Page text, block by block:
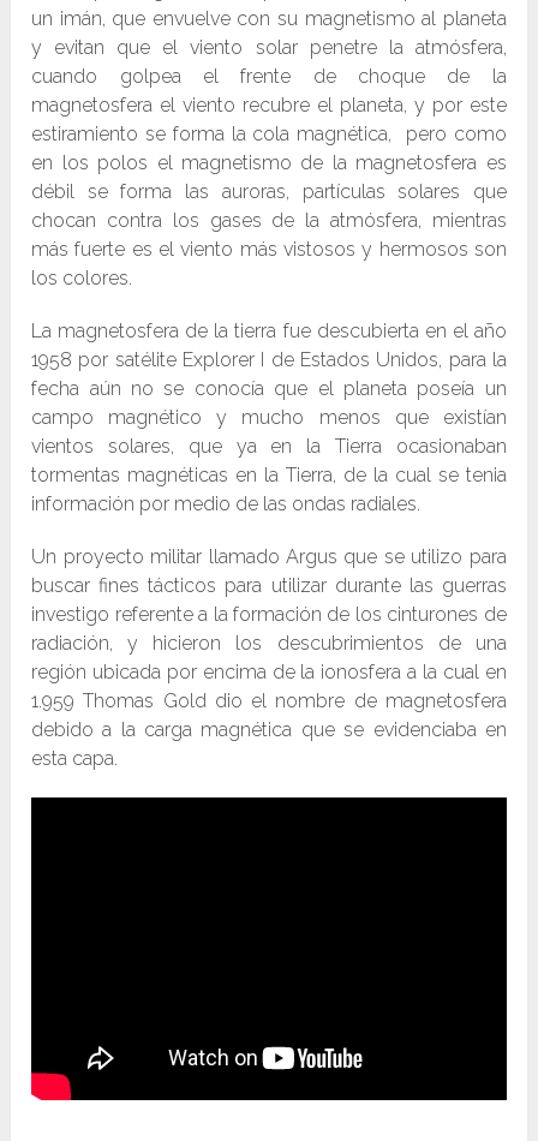
un imán, que envuelve con su magnetismo al planeta
y evitan que el viento solar penetre la atmósfera,
cuando golpea el frente de choque de la
magnetosfera el viento recubre el planeta, y por este
estiramiento se forma la cola magnética, pero como
en los polos el magnetismo de la magnetosfera es
débil se forma las auroras, partículas solares que
chocan contra los gases de la atmósfera, mientras
más fuerte es el viento más vistosos y hermosos son
los colores.
La magnetosfera de la tierra fue descubierta en el año
1958 por satélite Explorer I de Estados Unidos, para la
fecha aún no se conocía que el planeta poseía un
campo magnético y mucho menos que existían
vientos solares, que ya en la Tierra ocasionaban
tormentas magnéticas en la Tierra, de la cual se tenia
información por medio de las ondas radiales.
Un proyecto militar llamado Argus que se utilizo para
buscar fines tácticos para utilizar durante las guerras
investigo referente a la formación de los cinturones de
radiación, y hicieron los descubrimientos de una
región ubicada por encima de la ionosfera a la cual en
1.959 Thomas Gold dio el nombre de magnetosfera
debido a la carga magnética que se evidenciaba en
esta capa.